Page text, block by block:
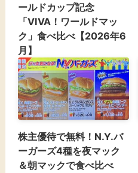
ールドカップ記念
「VIVA！ワールドマッ
ク」食べ比べ【2026年6
月】
株主優待で無料！N.Y.バ
ーガーズ4種を夜マック
＆朝マックで食べ比べ